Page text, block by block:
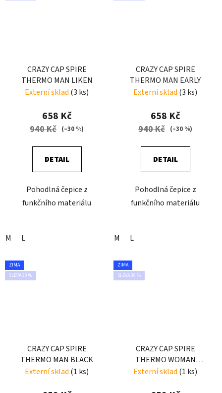
CRAZY CAP SPIRE
THERMO MAN LIKEN
Externí sklad (3 ks)
658 Kč
940 Kč (–30 %)
DETAIL
Pohodlná čepice z
funkčního materiálu
M L
CRAZY CAP SPIRE
THERMO MAN EARLY
Externí sklad (3 ks)
658 Kč
940 Kč (–30 %)
DETAIL
Pohodlná čepice z
funkčního materiálu
M L
ZIMA
SLEVA 30 %
CRAZY CAP SPIRE
THERMO MAN BLACK
Externí sklad (1 ks)
ZIMA
SLEVA 30 %
CRAZY CAP SPIRE
THERMO WOMAN
WOMAN SELFIE
Externí sklad (1 ks)